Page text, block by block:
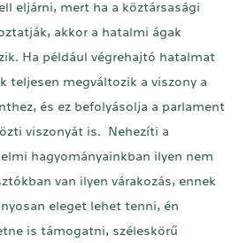
eljárni, mert ha a köztársasági
akkor a hatalmi ágak
Ha például végrehajtó hatalmat
teljesen megváltozik a viszony a
és ez befolyásolja a parlament
viszonyát is. Nehezíti a
hagyományainkban ilyen nem
van ilyen várakozás, ennek
eleget lehet tenni, én
is támogatni, széleskörű